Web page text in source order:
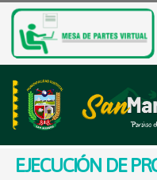
EJECUCIÓN DE